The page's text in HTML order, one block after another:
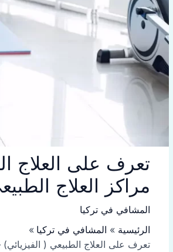
مراكز العلاج
المشافي في تركيا
الرئيسية
المشافي في تركيا
تعرف على العلاج الطبيعي ( الفيزيائي) – وتزود بقائمة لـ 15 مركز من مراكز